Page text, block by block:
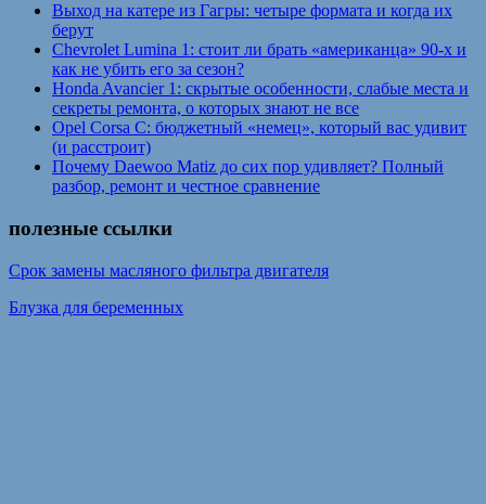
Выход на катере из Гагры: четыре формата и когда их
берут
Chevrolet Lumina 1: стоит ли брать «американца» 90-х и
как не убить его за сезон?
Honda Avancier 1: скрытые особенности, слабые места и
секреты ремонта, о которых знают не все
Opel Corsa C: бюджетный «немец», который вас удивит
(и расстроит)
Почему Daewoo Matiz до сих пор удивляет? Полный
разбор, ремонт и честное сравнение
полезные ссылки
Срок замены масляного фильтра двигателя
Блузка для беременных